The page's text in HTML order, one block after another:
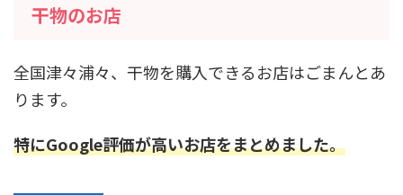
干物のお店
全国津々浦々、干物を購入できるお店はごまんとあ
ります。
特にGoogle評価が高いお店をまとめました。